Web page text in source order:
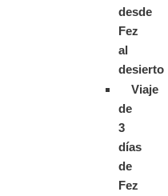
desde
Fez
al
desierto
Viaje
de
3
días
de
Fez